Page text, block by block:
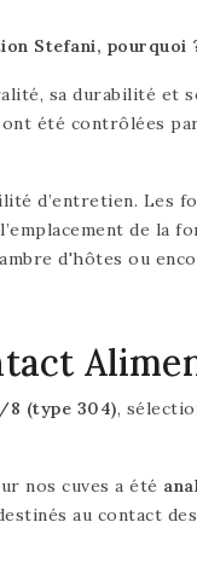
Stefani, pourquoi
sa durabilité et
ont été contrôlées
d’entretien. Les
de la
d'hôtes ou
8 (type 304),
nos cuves a été
au contact